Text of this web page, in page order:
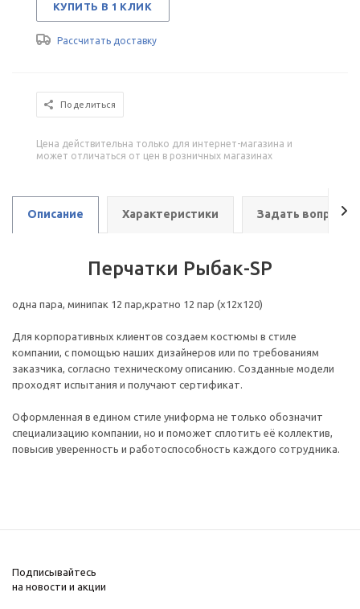
КУПИТЬ В 1 КЛИК
Рассчитать доставку
Поделиться
Цена действительна только для интернет-магазина и
может отличаться от цен в розничных магазинах
Описание Характеристики Задать вопрос
Перчатки Рыбак-SP
одна пара, минипак 12 пар,кратно 12 пар (х12х120)
Для корпоративных клиентов создаем костюмы в стиле
компании, с помощью наших дизайнеров или по требованиям
заказчика, согласно техническому описанию. Созданные модели
проходят испытания и получают сертификат.
Оформленная в едином стиле униформа не только обозначит
специализацию компании, но и поможет сплотить её коллектив,
повысив уверенность и работоспособность каждого сотрудника.
Подписывайтесь
на новости и акции